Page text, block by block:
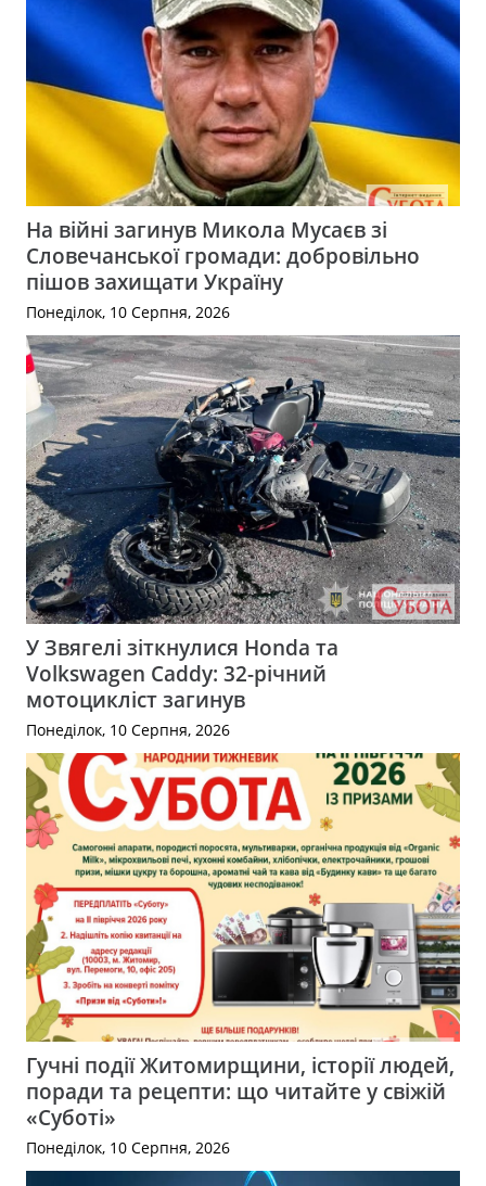
На війні загинув Микола Мусаєв зі
Словечанської громади: добровільно
пішов захищати Україну
Понеділок, 10 Серпня, 2026
У Звягелі зіткнулися Honda та
Volkswagen Caddy: 32-річний
мотоцикліст загинув
Понеділок, 10 Серпня, 2026
Гучні події Житомирщини, історії людей,
поради та рецепти: що читайте у свіжій
«Суботі»
Понеділок, 10 Серпня, 2026